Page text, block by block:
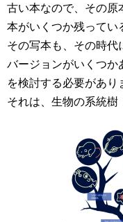
古い本なので、その原
本がいくつか残ってい
その写本も、その時代
バージョンがいくつか
を検討する必要があり
それは、生物の系統樹